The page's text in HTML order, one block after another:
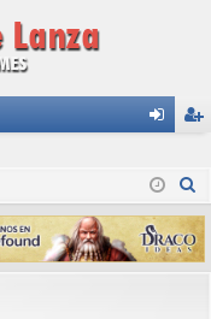
nti
fic
ar
ist
ra
rs
s
c